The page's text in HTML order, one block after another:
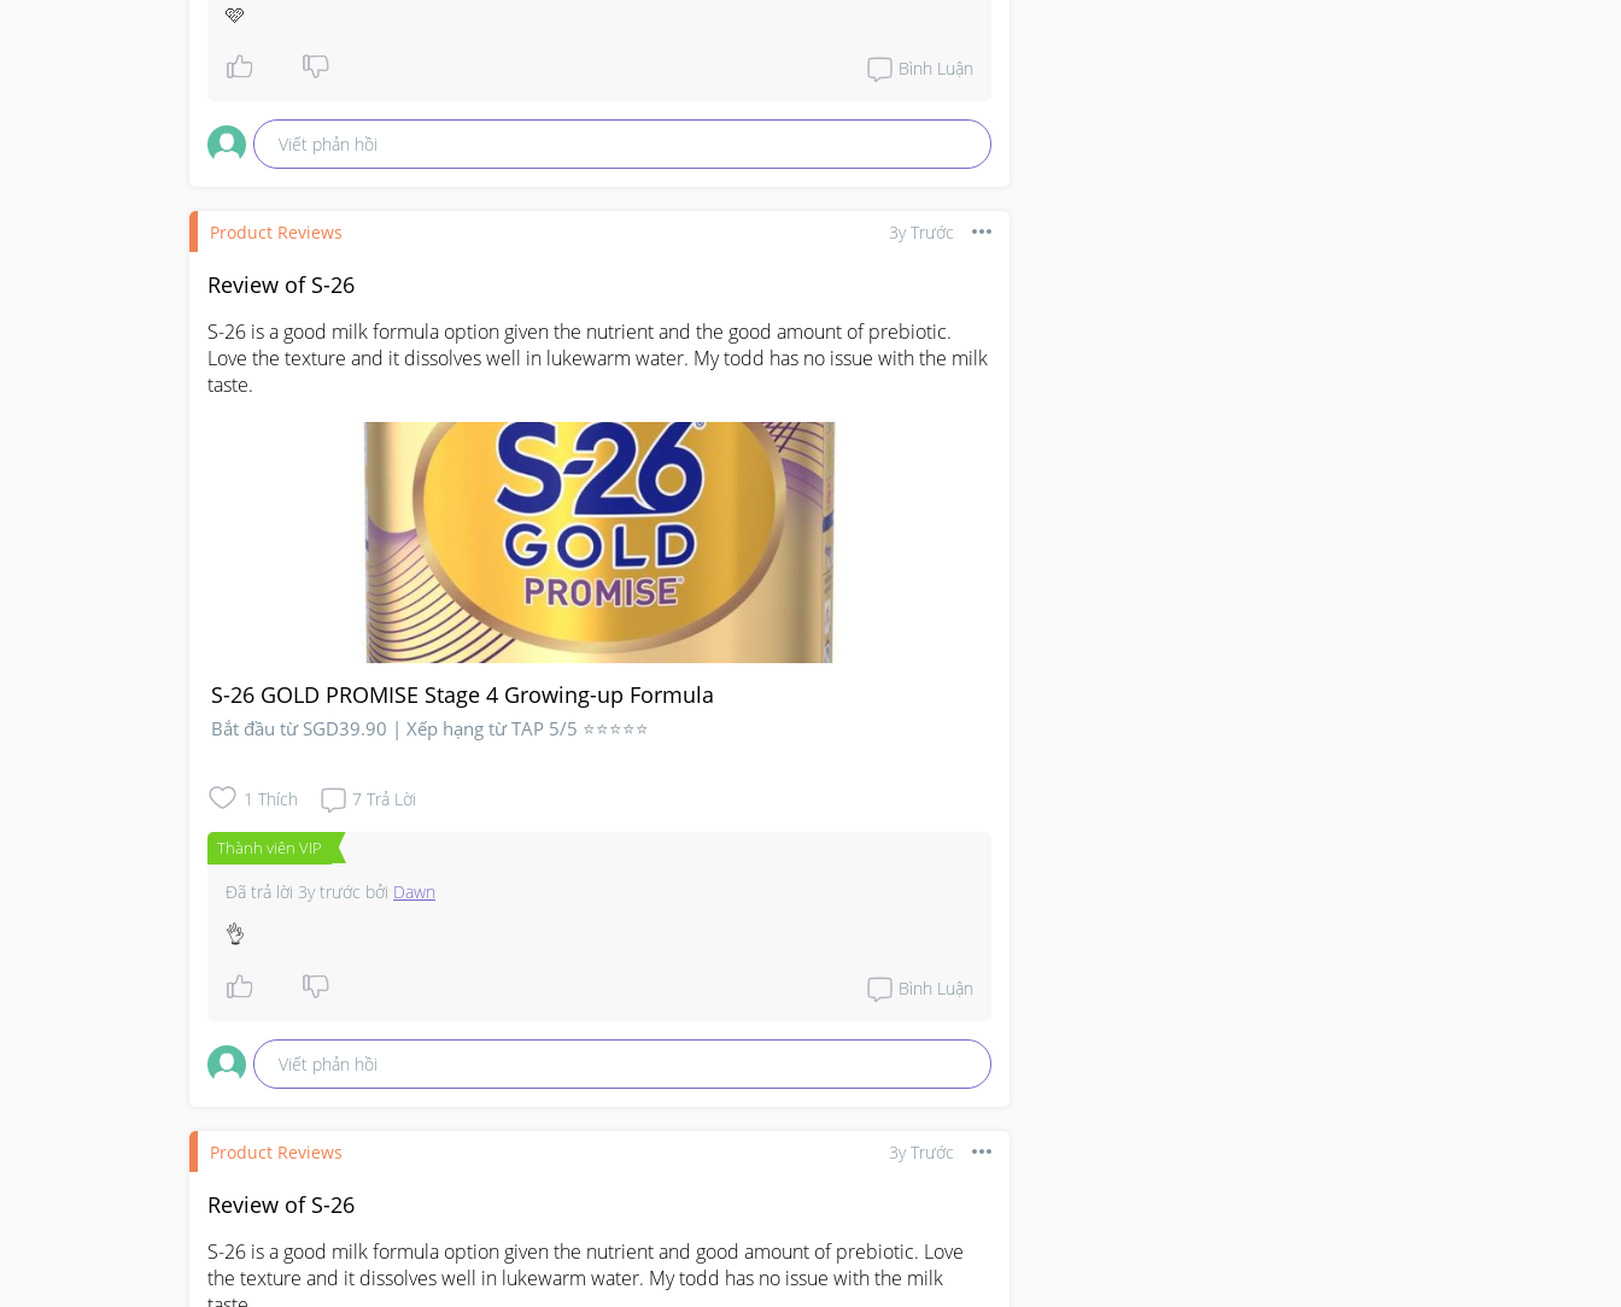
🩷
Bình Luận
Viết phản hồi
Product Reviews 3y Trước
Review of S-26
S-26 is a good milk formula option given the nutrient and the good amount of prebiotic.
Love the texture and it dissolves well in lukewarm water. My todd has no issue with the milk
taste.
S-26 GOLD PROMISE Stage 4 Growing-up Formula
Bắt đầu từ SGD39.90 | Xếp hạng từ TAP 5/5 ⭐⭐⭐⭐⭐
1 Thích 7 Trả Lời
Thành viên VIP
Đã trả lời 3y trước bởi Dawn
👌
Bình Luận
Viết phản hồi
Product Reviews 3y Trước
Review of S-26
S-26 is a good milk formula option given the nutrient and good amount of prebiotic. Love
the texture and it dissolves well in lukewarm water. My todd has no issue with the milk